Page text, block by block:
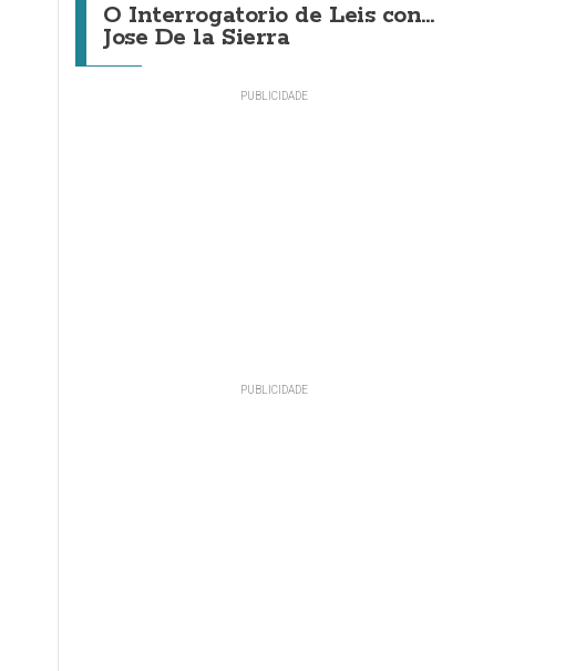
O Interrogatorio de Leis con...
Jose De la Sierra